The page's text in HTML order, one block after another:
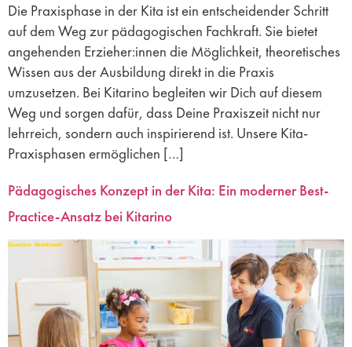
Die Praxisphase in der Kita ist ein entscheidender Schritt
auf dem Weg zur pädagogischen Fachkraft. Sie bietet
angehenden Erzieher:innen die Möglichkeit, theoretisches
Wissen aus der Ausbildung direkt in die Praxis
umzusetzen. Bei Kitarino begleiten wir Dich auf diesem
Weg und sorgen dafür, dass Deine Praxiszeit nicht nur
lehrreich, sondern auch inspirierend ist. Unsere Kita-
Praxisphasen ermöglichen […]
Pädagogisches Konzept in der Kita: Ein moderner Best-
Practice-Ansatz bei Kitarino